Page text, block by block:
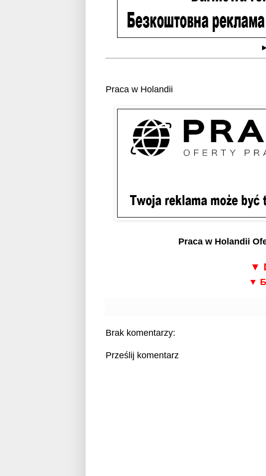
Praca w Holandii
Praca w Holandii
▼
▼
Brak komentarzy:
Prześlij komentarz